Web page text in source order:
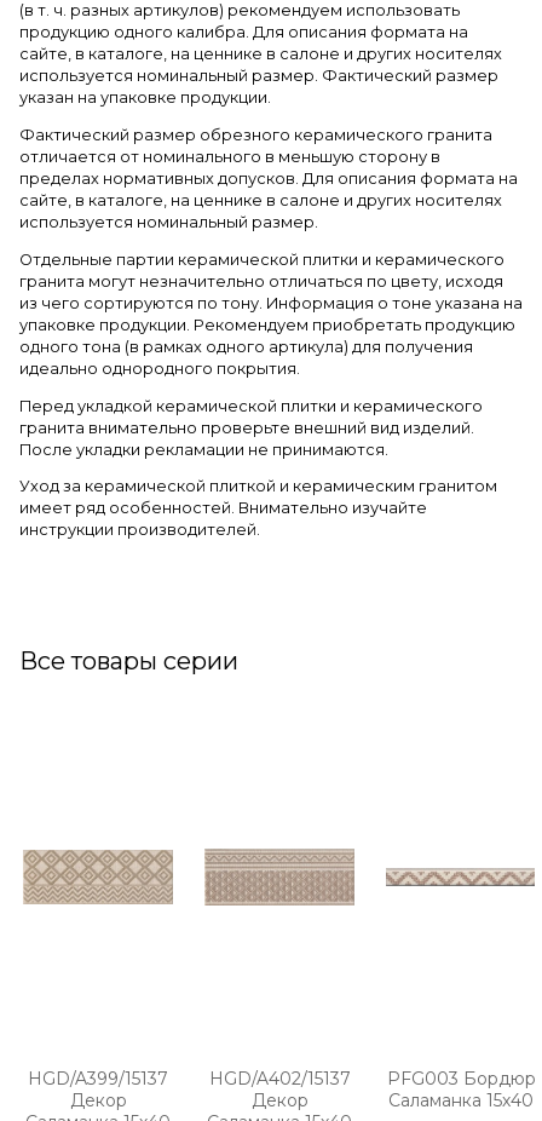
(в т. ч. разных артикулов) рекомендуем использовать
продукцию одного калибра. Для описания формата на
сайте, в каталоге, на ценнике в салоне и других носителях
используется номинальный размер. Фактический размер
указан на упаковке продукции.
Фактический размер обрезного керамического гранита
отличается от номинального в меньшую сторону в
пределах нормативных допусков. Для описания формата на
сайте, в каталоге, на ценнике в салоне и других носителях
используется номинальный размер.
Отдельные партии керамической плитки и керамического
гранита могут незначительно отличаться по цвету, исходя
из чего сортируются по тону. Информация о тоне указана на
упаковке продукции. Рекомендуем приобретать продукцию
одного тона (в рамках одного артикула) для получения
идеально однородного покрытия.
Перед укладкой керамической плитки и керамического
гранита внимательно проверьте внешний вид изделий.
После укладки рекламации не принимаются.
Уход за керамической плиткой и керамическим гранитом
имеет ряд особенностей. Внимательно изучайте
инструкции производителей.
Все товары серии
HGD/A399/15137
Декор
HGD/A402/15137
Декор
PFG003 Бордюр
Саламанка 15х40